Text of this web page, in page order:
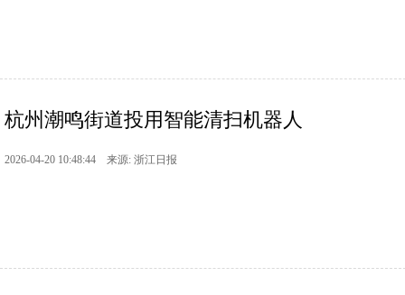
杭州潮鸣街道投用智能清扫机器人
2026-04-20 10:48:44 来源: 浙江日报